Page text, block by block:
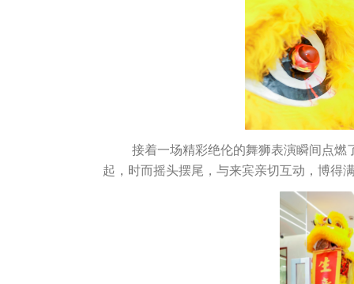
接着一场精彩绝伦的舞狮表演瞬间点
起，时而摇头摆尾，与来宾亲切互动，博得